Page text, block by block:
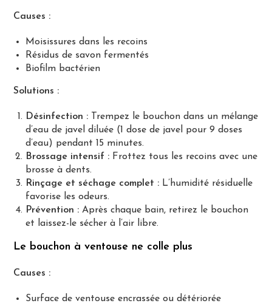
Causes :
Moisissures dans les recoins
Résidus de savon fermentés
Biofilm bactérien
Solutions :
Désinfection : Trempez le bouchon dans un mélange
d’eau de javel diluée (1 dose de javel pour 9 doses
d’eau) pendant 15 minutes.
Brossage intensif : Frottez tous les recoins avec une
brosse à dents.
Rinçage et séchage complet : L’humidité résiduelle
favorise les odeurs.
Prévention : Après chaque bain, retirez le bouchon
et laissez-le sécher à l’air libre.
Le bouchon à ventouse ne colle plus
Causes :
Surface de ventouse encrassée ou détériorée